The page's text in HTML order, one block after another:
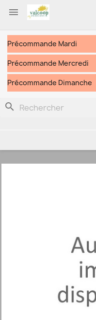

Précommande Mardi
Précommande Mercredi
Précommande Dimanche
search